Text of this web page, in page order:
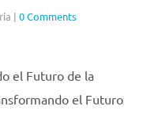
| 0 Comments
el Futuro de la
el Futuro